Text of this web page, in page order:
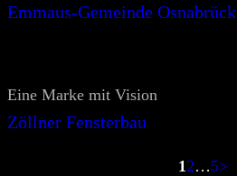
Emmaus-Gemeinde Osnabrück
Eine Marke mit Vision
Zöllner Fensterbau
1 2…5>